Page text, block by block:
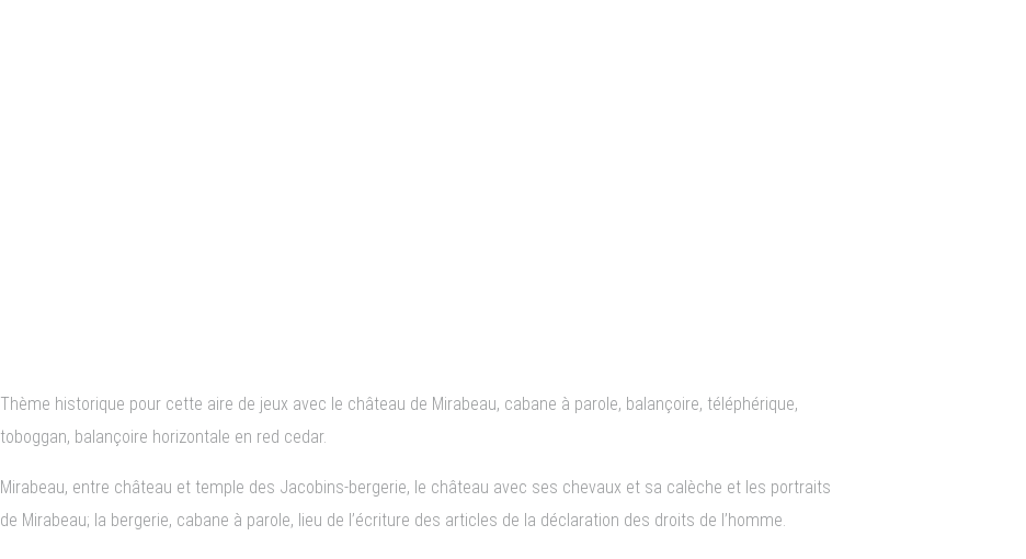
Thème historique pour cette aire de jeux avec le château de Mirabeau, cabane à parole, balançoire, téléphérique,
toboggan, balançoire horizontale en red cedar.
Mirabeau, entre château et temple des Jacobins-bergerie, le château avec ses chevaux et sa calèche et les portraits
de Mirabeau; la bergerie, cabane à parole, lieu de l’écriture des articles de la déclaration des droits de l’homme.